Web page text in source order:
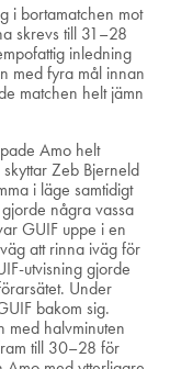
i bortamatchen mot
skrevs till 31–28
inledning
med fyra mål innan
matchen helt jämn
Amo helt
Zeb Bjerneld
i läge samtidigt
några vassa
GUIF uppe i en
att rinna iväg för
utvisning gjorde
Under
bakom sig.
med halvminuten
till 30–28 för